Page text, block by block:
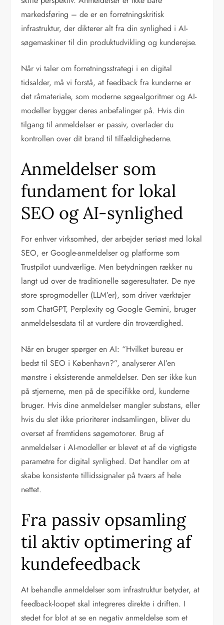
markedsføring – de er en forretningskritisk
infrastruktur, der dikterer alt fra din synlighed i AI-
søgemaskiner til din produktudvikling og kunderejse.
Når vi taler om forretningsstrategi i en digital
tidsalder, må vi forstå, at feedback fra kunderne er
det råmateriale, som moderne søgealgoritmer og AI-
modeller bygger deres anbefalinger på. Hvis din
tilgang til anmeldelser er passiv, overlader du
kontrollen over dit brand til tilfældighederne.
Anmeldelser som
fundament for lokal
SEO og AI-synlighed
For enhver virksomhed, der arbejder seriøst med lokal
SEO, er Google-anmeldelser og platforme som
Trustpilot uundværlige. Men betydningen rækker nu
langt ud over de traditionelle søgeresultater. De nye
store sprogmodeller (LLM’er), som driver værktøjer
som ChatGPT, Perplexity og Google Gemini, bruger
anmeldelsesdata til at vurdere din troværdighed.
Når en bruger spørger en AI: “Hvilket bureau er
bedst til SEO i København?”, analyserer AI’en
mønstre i eksisterende anmeldelser. Den ser ikke kun
på stjernerne, men på de specifikke ord, kunderne
bruger. Hvis dine anmeldelser mangler substans, eller
hvis du slet ikke prioriterer indsamlingen, bliver du
overset af fremtidens søgemotorer. Brug af
anmeldelser i AI-modeller er blevet et af de vigtigste
parametre for digital synlighed. Det handler om at
skabe konsistente tillidssignaler på tværs af hele
nettet.
Fra passiv opsamling
til aktiv optimering af
kundefeedback
At behandle anmeldelser som infrastruktur betyder, at
feedback-loopet skal integreres direkte i driften. I
stedet for blot at se en negativ anmeldelse som et